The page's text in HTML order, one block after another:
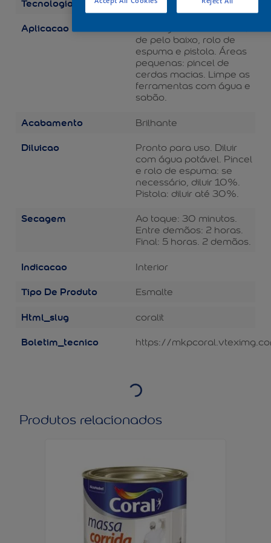
Balance
Aplicacao
de pelo baixo, rolo de
espuma e pistola. Áreas
pequenas: pincel de
cerdas macias. Limpe as
ferramentas com água e
sabão.
Acabamento Brilhante
Diluicao
Pronto para uso. Diluir
com água potável. Pincel
e rolo de espuma: se
necessário, diluir 10%.
Pistola: diluir até 30%.
Secagem
Ao toque: 30 minutos.
Entre demãos: 2 horas.
Final: 5 horas. 2 demãos.
Indicacao Interior
Tipo De Produto Esmalte
Html_slug coralit
Boletim_tecnico https://
Produtos relacionados